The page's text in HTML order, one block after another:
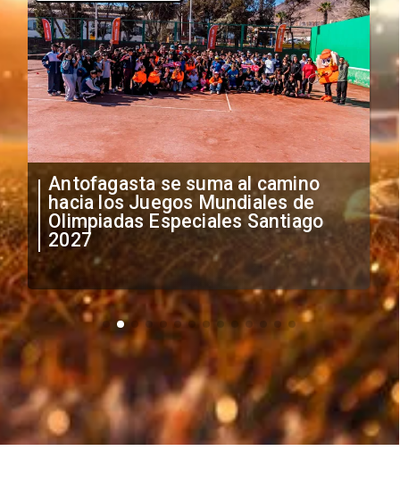
"Falta de profesionalismo": Sifup
anuncia medidas por situación
irregular de futbolistas
extranjeros